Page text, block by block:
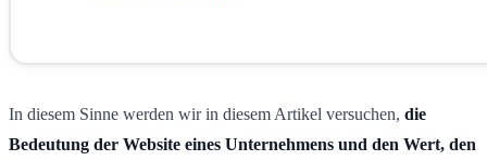
In diesem Sinne werden wir in diesem Artikel versuchen, die
Bedeutung der Website eines Unternehmens und den Wert, den